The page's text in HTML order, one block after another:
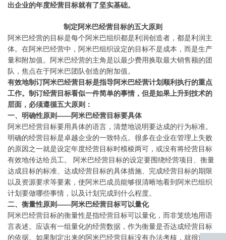
出企业的年度经营目标就有了坚实基础。
制定阿米巴经营目标的五大原则
阿米巴经营的目标是每个阿米巴组织都是利润创造者，都是利润主
体。在阿米巴经营中，阿米巴组织设定的目标不是成本，而是生产
量和附加值。阿米巴经营的主角是以最少费用换取最大销售额的团
队，焦点在于阿米巴团队创造的附加值。
有效地制订阿米巴经营目标是指导阿米巴经营计划顺利执行的重点
工作。制订经营目标看似一件简单的事情，但是如果上升到技术的
层面，必须遵循五大原则：
一、明确性原则——阿米巴经营目标要具体
阿米巴经营目标要用具体的语言，清楚地说明要达成的行为标准。
明确的经营目标是卓越企业的一致特点。很多在企业在管理上失败
的原因之一就是设定年度经营目标时模棱两可，或没有将经营目标
有效地传达给员工。 阿米巴经营目标的设定要围绕经营项目、衡量
达成目标的标准、达成经营目标的具体措施、完成经营目标的期限
以及资源要求等要素，使阿米巴成员能够很清晰地看到阿米巴组织
计划要做哪些事情，以及计划完成到什么程度。
二、衡量性原则——阿米巴经营目标可以量化
阿米巴经营目标的衡量性是指经营目标可以量化，而非笼统地用语
言表述。应该有一组量化的经营数据，作为衡量是否达成经营目标
的依据。如果制定出来的阿米巴经营目标没有办法考核，就很难衡